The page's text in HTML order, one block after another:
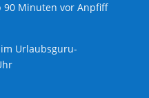
90 Minuten vor Anpfiff
Urlaubsguru-